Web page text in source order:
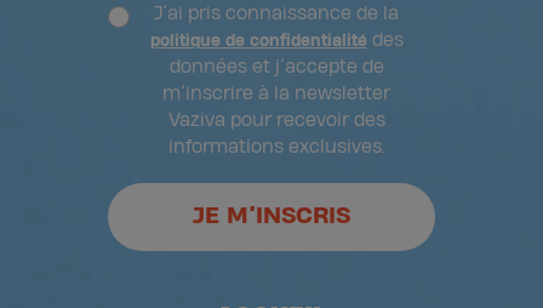
J’ai pris connaissance de la
politique de confidentialitédes
données et j’accepte de
m’inscrire à la newsletter
Vaziva pour recevoir des
informations exclusives.
JE M’INSCRIS